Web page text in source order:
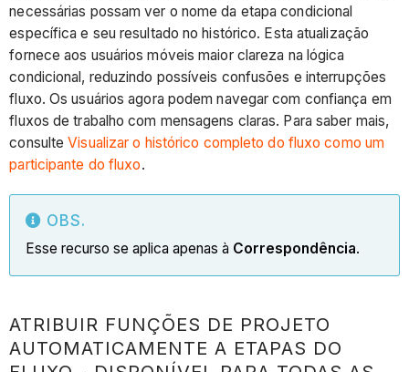
necessárias possam ver o nome da etapa condicional
específica e seu resultado no histórico. Esta atualização
fornece aos usuários móveis maior clareza na lógica
condicional, reduzindo possíveis confusões e interrupções
fluxo. Os usuários agora podem navegar com confiança em
fluxos de trabalho com mensagens claras. Para saber mais,
consulteVisualizar o histórico completo do fluxo como um
participante do fluxo.
OBS.
Esse recurso se aplica apenas à Correspondência.
ATRIBUIR FUNÇÕES DE PROJETO
AUTOMATICAMENTE A ETAPAS DO